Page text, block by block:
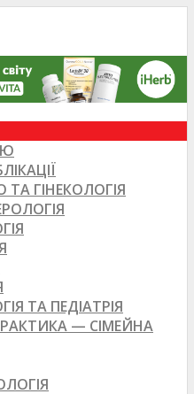
ГІНЕКОЛОГІЯ
ТА ПЕДІАТРІЯ
— СІМЕЙНА